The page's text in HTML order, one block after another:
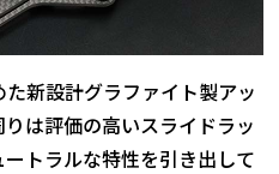
新設計グラファイト製アッ
は評価の高いスライドラッ
トラルな特性を引き出して